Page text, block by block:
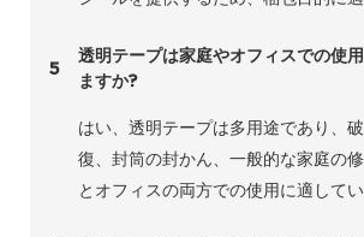
5
透明テープは家庭やオフィスでの使
ますか?
はい、透明テープは多用途であり、
復、封筒の封かん、一般的な家庭の
とオフィスの両方での使用に適してい